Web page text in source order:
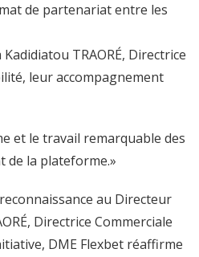
de partenariat entre les
TRAORÉ, Directrice
leur accompagnement
et le travail remarquable des
de la plateforme.»
au Directeur
Directrice Commerciale
DME Flexbet réaffirme